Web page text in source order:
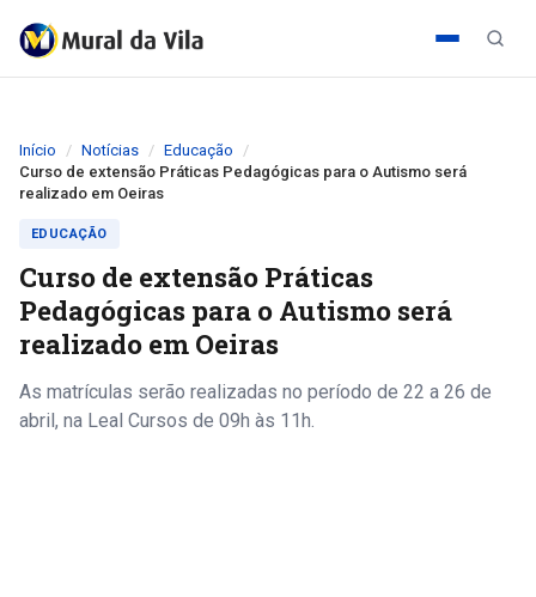
Início Notícias
Educação
Curso de extensão Práticas Pedagógicas para o Autismo será
realizado em Oeiras
EDUCAÇÃO
Curso de extensão Práticas
Pedagógicas para o Autismo será
realizado em Oeiras
As matrículas serão realizadas no período de 22 a 26 de
abril, na Leal Cursos de 09h às 11h.